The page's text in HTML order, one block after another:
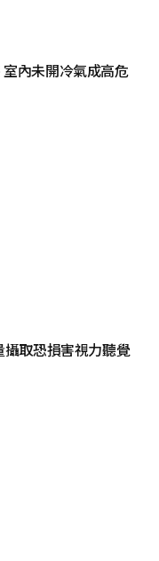
內未開冷氣成高危
取恐損害視力聽覺